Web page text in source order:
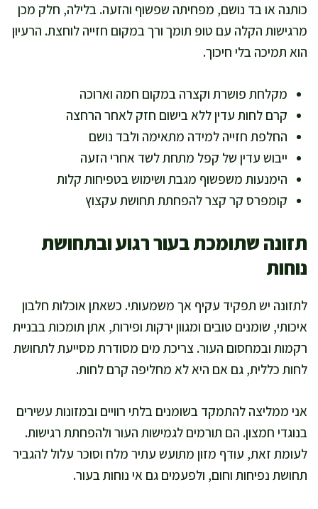
כותנה או בד נושם, מפחיתה שפשוף והזעה. בלילה, חלק מכן
מרגישות הקלה עם טופ תומך ורך במקום חזייה לוחצת. הרעיון
הוא תמיכה בלי חיכוך.
מקלחת פושרת וקצרה במקום חמה וארוכה
קרם לחות עדין ללא בישום חזק לאחר הרחצה
החלפת חזייה למידה מתאימה ולבד נושם
ייבוש עדין של קפל מתחת לשד אחרי הזעה
הימנעות משפשוף מגבת ושימוש בטפיחות קלות
קומפרס קר קצר להפחתת תחושת עקצוץ
תזונה שתומכת בעור רגוע ובתחושת
נוחות
לתזונה יש תפקיד עקיף אך משמעותי. כשאתן אוכלות חלבון
איכותי, שומנים טובים ומגוון ירקות ופירות, אתן תומכות בבניית
רקמות ובמחסום העור. צריכת מים מסודרת מסייעת לתחושת
לחות כללית, גם אם היא לא מחליפה קרם לחות.
אני ממליצה להתמקד בשומנים בלתי רוויים ובמזונות עשירים
בנוגדי חמצון. הם תורמים לגמישות העור ולהפחתת רגישות.
לעומת זאת, עודף מזון מתועש עתיר מלח וסוכר עלול להגביר
תחושת נפיחות וחום, ולפעמים גם אי נוחות בעור.